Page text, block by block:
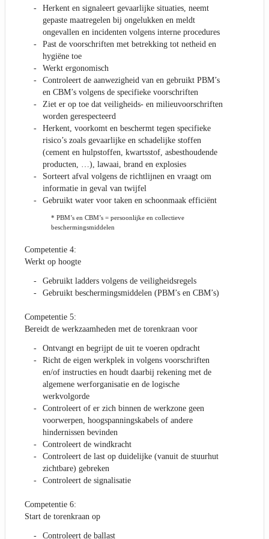
Herkent en signaleert gevaarlijke situaties, neemt
gepaste maatregelen bij ongelukken en meldt
ongevallen en incidenten volgens interne procedures
Past de voorschriften met betrekking tot netheid en
hygiëne toe
Werkt ergonomisch
Controleert de aanwezigheid van en gebruikt PBM’s
en CBM’s volgens de specifieke voorschriften
Ziet er op toe dat veiligheids- en milieuvoorschriften
worden gerespecteerd
Herkent, voorkomt en beschermt tegen specifieke
risico’s zoals gevaarlijke en schadelijke stoffen
(cement en hulpstoffen, kwartsstof, asbesthoudende
producten, …), lawaai, brand en explosies
Sorteert afval volgens de richtlijnen en vraagt om
informatie in geval van twijfel
Gebruikt water voor taken en schoonmaak efficiënt
* PBM’s en CBM’s = persoonlijke en collectieve
beschermingsmiddelen
Competentie 4:
Werkt op hoogte
Gebruikt ladders volgens de veiligheidsregels
Gebruikt beschermingsmiddelen (PBM’s en CBM’s)
Competentie 5:
Bereidt de werkzaamheden met de torenkraan voor
Ontvangt en begrijpt de uit te voeren opdracht
Richt de eigen werkplek in volgens voorschriften
en/of instructies en houdt daarbij rekening met de
algemene werforganisatie en de logische
werkvolgorde
Controleert of er zich binnen de werkzone geen
voorwerpen, hoogspanningskabels of andere
hindernissen bevinden
Controleert de windkracht
Controleert de last op duidelijke (vanuit de stuurhut
zichtbare) gebreken
Controleert de signalisatie
Competentie 6:
Start de torenkraan op
Controleert de ballast